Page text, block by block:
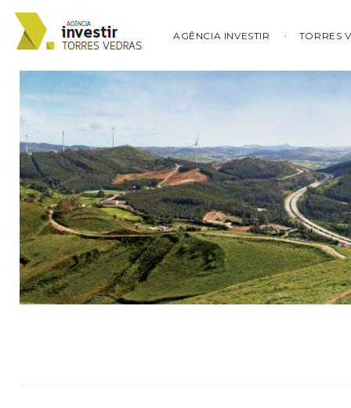
AGÊNCIA INVESTIR TORRES